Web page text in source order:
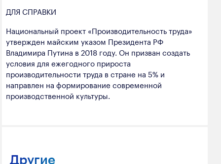
ДЛЯ СПРАВКИ
Национальный проект «Производительность труда»
утвержден майским указом Президента РФ
Владимира Путина в 2018 году. Он призван создать
условия для ежегодного прироста
производительности труда в стране на 5% и
направлен на формирование современной
производственной культуры.
Другие